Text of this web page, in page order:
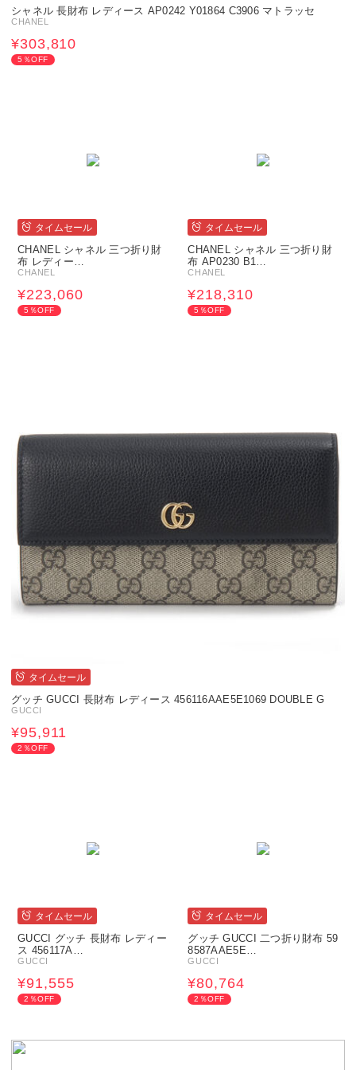
シャネル 長財布 レディース AP0242 Y01864 C3906 マトラッセ
CHANEL
¥303,810
5％OFF
タイムセール
CHANEL シャネル 三つ折り財
布 レディー…
CHANEL
¥223,060
5％OFF
タイムセール
CHANEL シャネル 三つ折り財
布 AP0230 B1…
CHANEL
¥218,310
5％OFF
タイムセール
グッチ GUCCI 長財布 レディース 456116AAE5E1069 DOUBLE G
GUCCI
¥95,911
2％OFF
タイムセール
GUCCI グッチ 長財布 レディー
ス 456117A…
GUCCI
¥91,555
2％OFF
タイムセール
グッチ GUCCI 二つ折り財布 59
8587AAE5E…
GUCCI
¥80,764
2％OFF